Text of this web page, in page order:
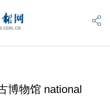
博物馆 national